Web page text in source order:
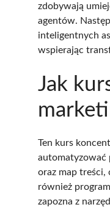
zdobywają
agentów.
inteligentnych
wspierając
Jak
Ten kurs
automatyzować
oraz map treści,
również
zapozna z